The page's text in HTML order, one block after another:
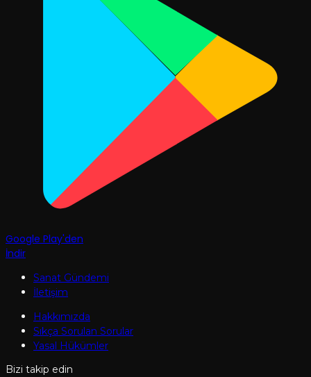
Google Play'den
İndir
Sanat Gündemi
İletişim
Hakkımızda
Sıkça Sorulan Sorular
Yasal Hükümler
Bizi takip edin